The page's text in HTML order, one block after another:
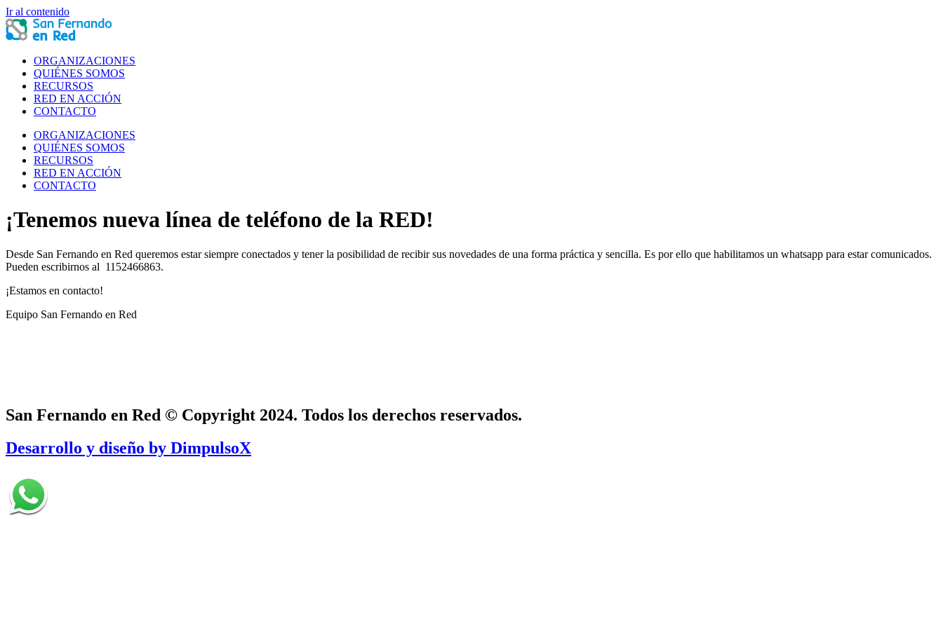
Ir al contenido
ORGANIZACIONES
QUIÉNES SOMOS
RECURSOS
RED EN ACCIÓN
CONTACTO
ORGANIZACIONES
QUIÉNES SOMOS
RECURSOS
RED EN ACCIÓN
CONTACTO
¡Tenemos nueva línea de teléfono de la RED!
Desde San Fernando en Red queremos estar siempre conectados y tener la posibilidad de recibir sus novedades de una forma práctica y sencilla. Es por ello que habilitamos un whatsapp para estar comunicados.
Pueden escribirnos al 1152466863.
¡Estamos en contacto!
Equipo San Fernando en Red
San Fernando en Red © Copyright 2024. Todos los derechos reservados.
Desarrollo y diseño by DimpulsoX